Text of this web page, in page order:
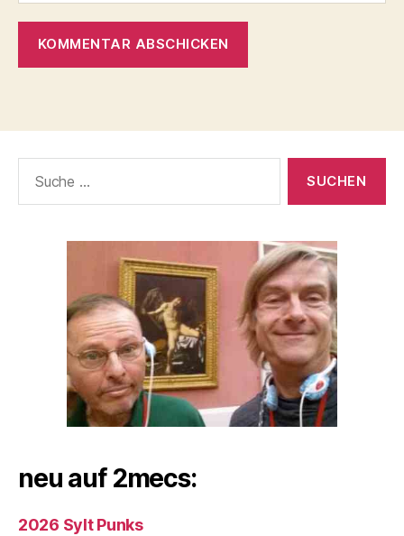
nach:
neu auf 2mecs:
2026 Sylt Punks